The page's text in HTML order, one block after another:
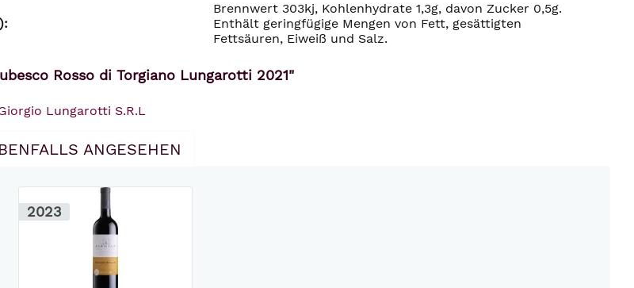
Brennwert 303kj, Kohlenhydrate 1,3g, davon Zucker 0,5g.
Enthält geringfügige Mengen von Fett, gesättigten
Fettsäuren, Eiweiß und Salz.
Rosso di Torgiano Lungarotti 2021"
Lungarotti S.R.L
ANGESEHEN
2023